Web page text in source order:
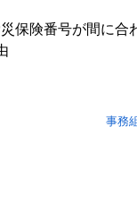
保険番号が間に合
事務